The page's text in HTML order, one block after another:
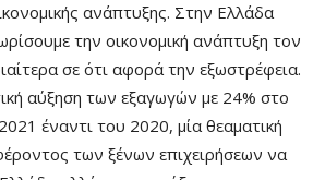
ανάπτυξης. Στην Ελλάδα
την οικονομική ανάπτυξη τον
σε ότι αφορά την εξωστρέφεια.
αύξηση των εξαγωγών με 24% στο
έναντι του 2020, μία θεαματική
των ξένων επιχειρήσεων να